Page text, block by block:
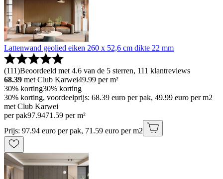
Lattenwand geolied eiken 260 x 52,6 cm dikte 22 mm
(111)Beoordeeld met 4.6 van de 5 sterren, 111 klantreviews
68.39 met Club Karwei49.99 per m²
30% korting30% korting
30% korting, voordeelprijs: 68.39 euro per pak, 49.99 euro per m2
met Club Karwei
per pak97.9471.59 per m²
Prijs: 97.94 euro per pak, 71.59 euro per m2